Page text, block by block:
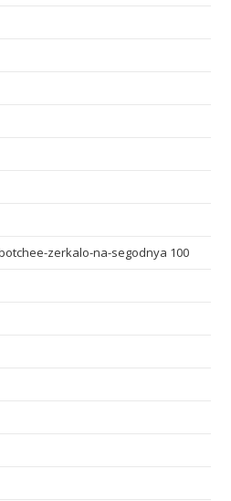
zerkalo-na-segodnya 100